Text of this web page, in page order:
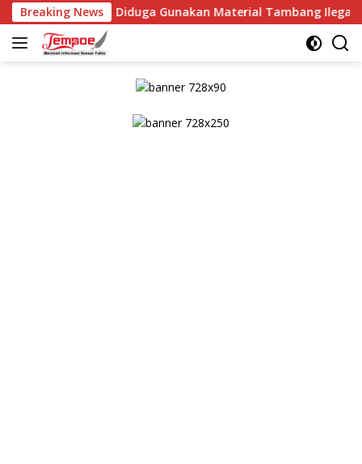
Langsung
ke
konten
Breaking News
Diduga Gunakan Material Tambang Ilegal